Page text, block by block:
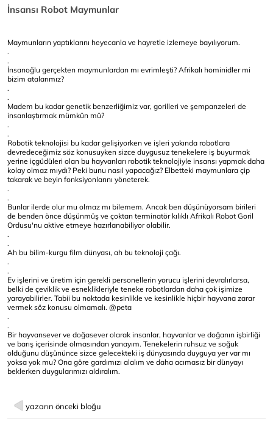
İnsansı Robot Maymunlar
Maymunların yaptıklarını heyecanla ve hayretle izlemeye bayılıyorum.
.
.
İnsanoğlu gerçekten maymunlardan mı evrimleşti? Afrikalı hominidler mi
bizim atalarımız?
.
.
Madem bu kadar genetik benzerliğimiz var, gorilleri ve şempanzeleri de
insanlaştırmak mümkün mü?
.
.
Robotik teknolojisi bu kadar gelişiyorken ve işleri yakında robotlara
devredeceğimiz söz konusuyken sizce duygusuz tenekelere iş buyurmak
yerine içgüdüleri olan bu hayvanları robotik teknolojiyle insansı yapmak daha
kolay olmaz mıydı? Peki bunu nasıl yapacağız? Elbetteki maymunlara çip
takarak ve beyin fonksiyonlarını yöneterek.
.
.
Bunlar ilerde olur mu olmaz mı bilemem. Ancak ben düşünüyorsam birileri
de benden önce düşünmüş ve çoktan terminatör kılıklı Afrikalı Robot Goril
Ordusu'nu aktive etmeye hazırlanabiliyor olabilir.
.
.
Ah bu bilim-kurgu film dünyası, ah bu teknoloji çağı.
.
.
Ev işlerini ve üretim için gerekli personellerin yorucu işlerini devralırlarsa,
belki de çeviklik ve esneklikleriyle teneke robotlardan daha çok işimize
yarayabilirler. Tabii bu noktada kesinlikle ve kesinlikle hiçbir hayvana zarar
vermek söz konusu olmamalı. @peta
.
.
Bir hayvansever ve doğasever olarak insanlar, hayvanlar ve doğanın işbirliği
ve barış içerisinde olmasından yanayım. Tenekelerin ruhsuz ve soğuk
olduğunu düşününce sizce gelecekteki iş dünyasında duyguya yer var mı
yoksa yok mu? Ona göre gardımızı alalım ve daha acımasız bir dünyayı
beklerken duygularımızı aldıralım.
yazarın önceki bloğu